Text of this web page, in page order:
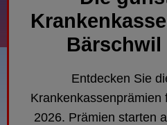
Bärschwil
Entdecken Sie
Krankenkassenprämien
2026. Prämien starten